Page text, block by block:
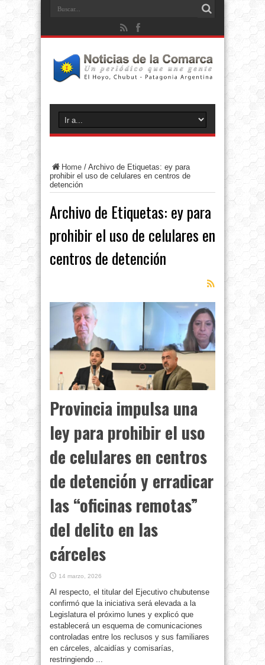
Home / Archivo de Etiquetas: ey para
prohibir el uso de celulares en centros de
detención
Archivo de Etiquetas: ey para
prohibir el uso de celulares en
centros de detención
Provincia impulsa una
ley para prohibir el uso
de celulares en centros
de detención y erradicar
las “oficinas remotas”
del delito en las
cárceles
14 marzo, 2026
Al respecto, el titular del Ejecutivo chubutense
confirmó que la iniciativa será elevada a la
Legislatura el próximo lunes y explicó que
establecerá un esquema de comunicaciones
controladas entre los reclusos y sus familiares
en cárceles, alcaidías y comisarías,
restringiendo ...